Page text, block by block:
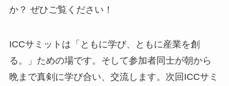
か？ ぜひご覧ください！
ICCサミットは「ともに学び、ともに産業を創
る。」ための場です。そして参加者同士が朝から
晩まで真剣に学び合い、交流します。次回ICCサミ